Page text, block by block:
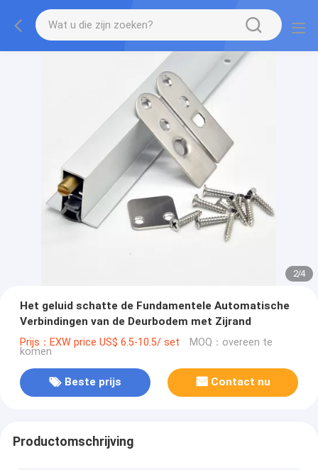
2/4
Het geluid schatte de Fundamentele Automatische
Verbindingen van de Deurbodem met Zijrand
Prijs：EXW price US$ 6.5-10.5/ set MOQ：overeen te
komen
Beste prijs Contact nu
Productomschrijving